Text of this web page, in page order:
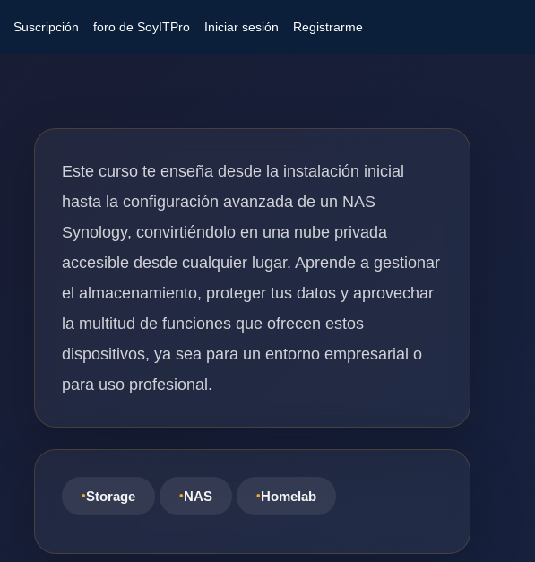
Suscripción foro de SoyITPro Iniciar sesión Registrarme
Este curso te enseña desde la instalación inicial
hasta la configuración avanzada de un NAS
Synology, convirtiéndolo en una nube privada
accesible desde cualquier lugar. Aprende a gestionar
el almacenamiento, proteger tus datos y aprovechar
la multitud de funciones que ofrecen estos
dispositivos, ya sea para un entorno empresarial o
para uso profesional.
Storage NAS Homelab